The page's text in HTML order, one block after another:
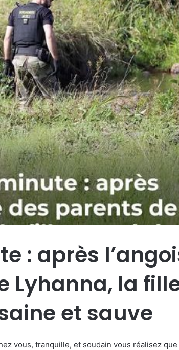
: après
Lyhanna, la
et sauve
vous, tranquille, et soudain vous réalisez que